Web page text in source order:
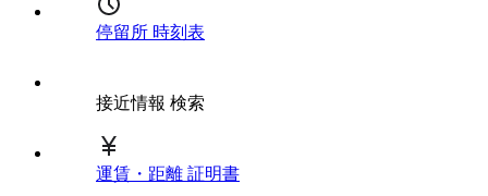
停留所 時刻表
接近情報 検索
運賃・距離 証明書